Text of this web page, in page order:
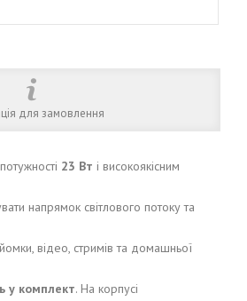
для замовлення
23 Вт і високоякісним
напрямок світлового потоку та
відео, стримів та домашньої
у комплект. На корпусі